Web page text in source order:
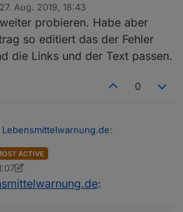
Beschreibung steht ja kpl. in
, dann würde ich auch da löschen.
werkeln :)
27. Aug. 2019, 18:43
von
probieren. Habe aber
so editiert das der Fehler
die Links und der Text passen.
0
Lebensmittelwarnung.de:
Du bist ja so ne Art McGyver
sein, ist mal vorgemerkt :)
ACTIVE
: